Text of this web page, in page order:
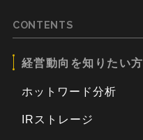
CONTENTS
経営動向を知りたい方
ホットワード分析
IRストレージ